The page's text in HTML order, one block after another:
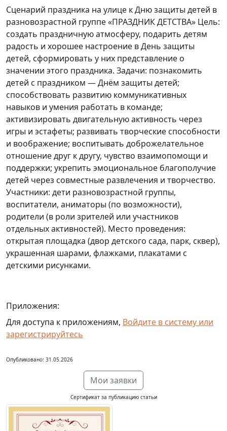
Сценарий праздника на улице к Дню защиты детей в
разновозрастной группе «ПРАЗДНИК ДЕТСТВА» Цель:
создать праздничную атмосферу, подарить детям
радость и хорошее настроение в День защиты
детей, сформировать у них представление о
значении этого праздника. Задачи: познакомить
детей с праздником — Днём защиты детей;
способствовать развитию коммуникативных
навыков и умения работать в команде;
активизировать двигательную активность через
игры и эстафеты; развивать творческие способности
и воображение; воспитывать доброжелательное
отношение друг к другу, чувство взаимопомощи и
поддержки; укрепить эмоциональное благополучие
детей через совместные развлечения и творчество.
Участники: дети разновозрастной группы,
воспитатели, аниматоры (по возможности),
родители (в роли зрителей или участников
отдельных активностей). Место проведения:
открытая площадка (двор детского сада, парк, сквер),
украшенная шарами, флажками, плакатами с
детскими рисунками.
Приложения:
Для доступа к приложениям, Войдите в систему или
зарегистрируйтесь
Опубликовано: 31.05.2026
Мои заявки
Сертификат за публикацию статьи